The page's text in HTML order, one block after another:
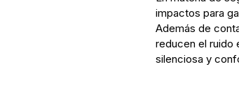
impactos para
Además de
reducen el ruido
silenciosa y